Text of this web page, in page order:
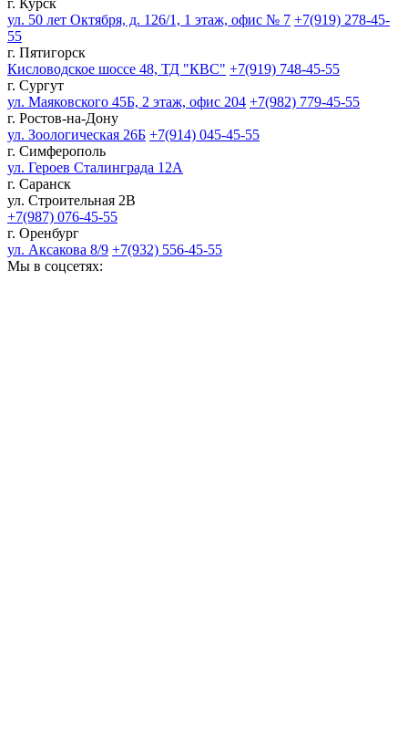
г. Курск
ул. 50 лет Октября, д. 126/1, 1 этаж, офис № 7 +7(919) 278-45-
55
г. Пятигорск
Кисловодское шоссе 48, ТД "КВС" +7(919) 748-45-55
г. Сургут
ул. Маяковского 45Б, 2 этаж, офис 204 +7(982) 779-45-55
г. Ростов-на-Дону
ул. Зоологическая 26Б +7(914) 045-45-55
г. Симферополь
ул. Героев Сталинграда 12А
г. Саранск
ул. Строительная 2В
+7(987) 076-45-55
г. Оренбург
ул. Аксакова 8/9 +7(932) 556-45-55
Мы в соцсетях: